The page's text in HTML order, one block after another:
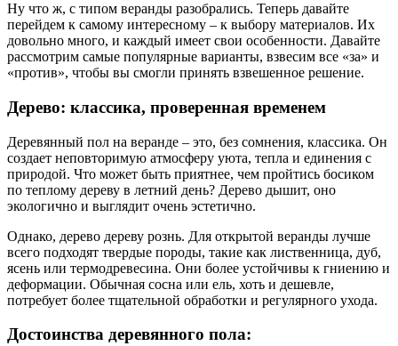
Ну что ж, с типом веранды разобрались. Теперь давайте
перейдем к самому интересному – к выбору материалов. Их
довольно много, и каждый имеет свои особенности. Давайте
рассмотрим самые популярные варианты, взвесим все «за» и
«против», чтобы вы смогли принять взвешенное решение.
Дерево: классика, проверенная временем
Деревянный пол на веранде – это, без сомнения, классика. Он
создает неповторимую атмосферу уюта, тепла и единения с
природой. Что может быть приятнее, чем пройтись босиком
по теплому дереву в летний день? Дерево дышит, оно
экологично и выглядит очень эстетично.
Однако, дерево дереву рознь. Для открытой веранды лучше
всего подходят твердые породы, такие как лиственница, дуб,
ясень или термодревесина. Они более устойчивы к гниению и
деформации. Обычная сосна или ель, хоть и дешевле,
потребует более тщательной обработки и регулярного ухода.
Достоинства деревянного пола: